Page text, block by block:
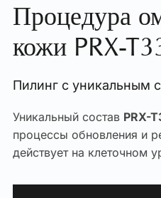
Процедура
кожи PRX-
Пилинг с уникальным
Уникальный состав PRX-
процессы обновления и
действует на клеточном